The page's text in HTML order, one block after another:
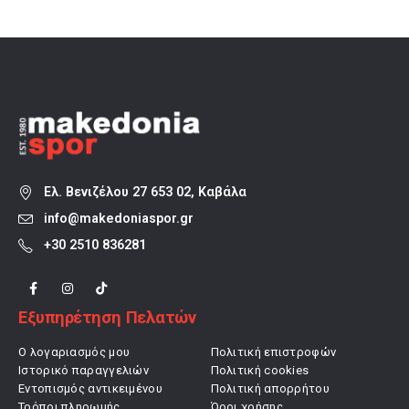
Ελ. Βενιζέλου 27 653 02, Καβάλα
info@makedoniaspor.gr
+30 2510 836281
Εξυπηρέτηση Πελατών
Ο λογαριασμός μου
Ιστορικό παραγγελιών
Εντοπισμός αντικειμένου
Πολιτική επιστροφών
Πολιτική cookies
Πολιτική απορρήτου